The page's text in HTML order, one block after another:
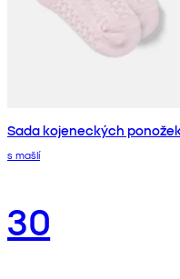
Sada kojeneckých
s mašlí
30